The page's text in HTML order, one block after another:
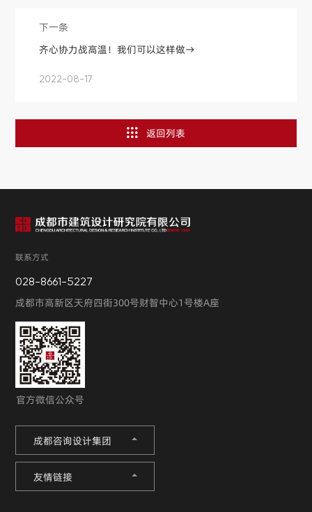
下一条
齐心协力战高温！我们可以这样做→
2022-08-17
返回列表
联系方式
028-8661-5227
成都市高新区天府四街300号财智中心1号楼A座
官方微信公众号
成都咨询设计集团
友情链接